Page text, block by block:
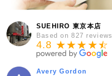
SUEHIRO 東京本店
Based on 827 reviews
4.8 ★★★★★
☆
Avery Gordon